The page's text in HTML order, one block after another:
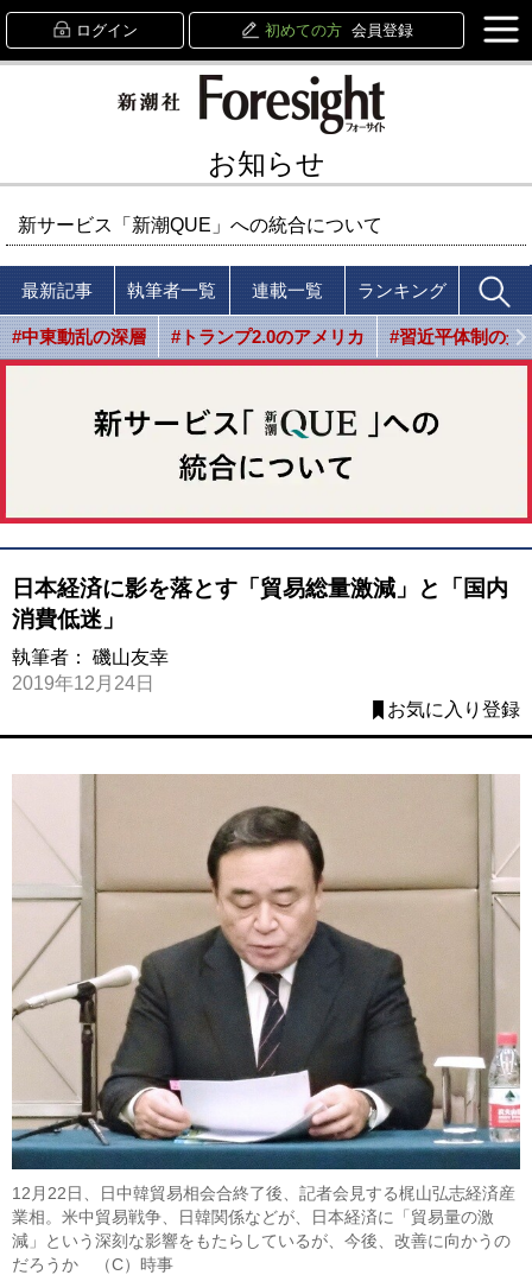
ログイン 初めての方 会員登録
お知らせ
新サービス「新潮QUE」への統合について
最新記事 執筆者一覧 連載一覧 ランキング
#中東動乱の深層 #トランプ2.0のアメリカ #習近平体制の光
日本経済に影を落とす「貿易総量激減」と「国内
消費低迷」
執筆者： 磯山友幸
2019年12月24日
お気に入り登録
12月22日、日中韓貿易相会合終了後、記者会見する梶山弘志経済産
業相。米中貿易戦争、日韓関係などが、日本経済に「貿易量の激
減」という深刻な影響をもたらしているが、今後、改善に向かうの
だろうか （C）時事